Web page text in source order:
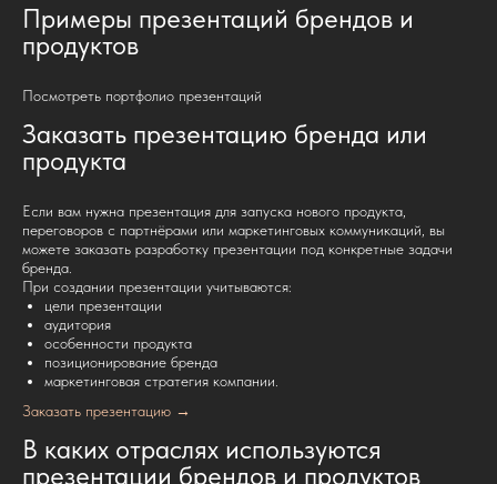
Примеры презентаций брендов и
продуктов
Посмотреть портфолио презентаций
Заказать презентацию бренда или
продукта
Если вам нужна презентация для запуска нового продукта,
переговоров с партнёрами или маркетинговых коммуникаций, вы
можете заказать разработку презентации под конкретные задачи
бренда.
При создании презентации учитываются:
цели презентации
аудитория
особенности продукта
позиционирование бренда
маркетинговая стратегия компании.
Заказать презентацию →
В каких отраслях используются
презентации брендов и продуктов